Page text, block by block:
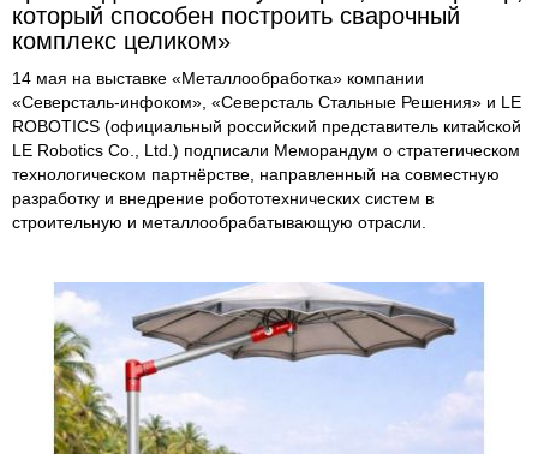
который способен построить сварочный
комплекс целиком»
14 мая на выставке «Металлообработка» компании
«Северсталь-инфоком», «Северсталь Стальные Решения» и LE
ROBOTICS (официальный российский представитель китайской
LE Robotics Co., Ltd.) подписали Меморандум о стратегическом
технологическом партнёрстве, направленный на совместную
разработку и внедрение робототехнических систем в
строительную и металлообрабатывающую отрасли.